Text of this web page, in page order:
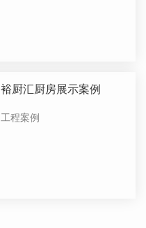
裕厨汇厨房展示案例
工程案例